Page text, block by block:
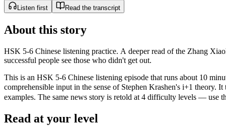
Listen first Read the transcript
About this story
HSK 5-6 Chinese listening practice. A deeper read of the Zhang
successful people see those who didn't get out.
This is an HSK 5-6 Chinese listening episode that runs about 10
comprehensible input in the sense of Stephen Krashen's i+1
examples. The same news story is retold at 4 difficulty levels — use
Read at your level